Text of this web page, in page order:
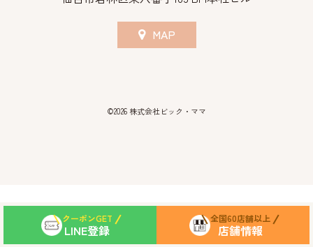
MAP
©2026 株式会社ビック・ママ
クーポンGET
LINE登録
全国60店舗以上
店舗情報